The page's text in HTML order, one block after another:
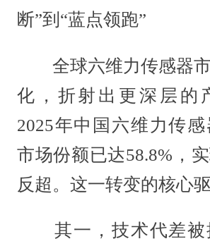
断”到“蓝点领跑”
全球六维力传感器市
化，折射出更深层的
2025年中国六维力传
市场份额已达58.8%，
反超。这一转变的核心
其一，技术代差被